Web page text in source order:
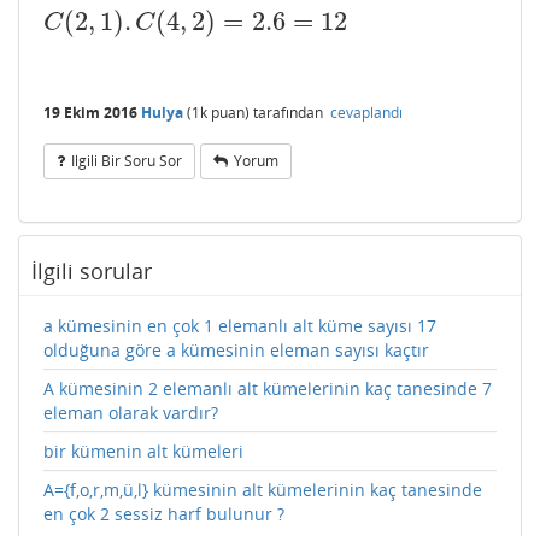
C(2, 1). C(4, 2) = 2.6 = 12
C(2,1) .C(4 ,2)=2.6=12
19 Ekim 2016 Hulya(1k puan) tarafından cevaplandı
Ilgili Bir Soru Sor Yorum
İlgili sorular
a kümesinin en çok 1 elemanlı alt küme sayısı 17
olduğuna göre a kümesinin eleman sayısı kaçtır
A kümesinin 2 elemanlı alt kümelerinin kaç tanesinde 7
eleman olarak vardır?
bir kümenin alt kümeleri
A={f,o,r,m,ü,l} kümesinin alt kümelerinin kaç tanesinde
en çok 2 sessiz harf bulunur ?